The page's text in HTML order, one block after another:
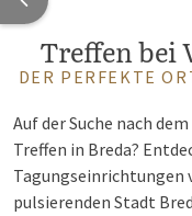
Treffen bei
DER PERFEKTE
Auf der Suche nach
Treffen in Breda?
Tagungseinrichtungen
pulsierenden Stadt